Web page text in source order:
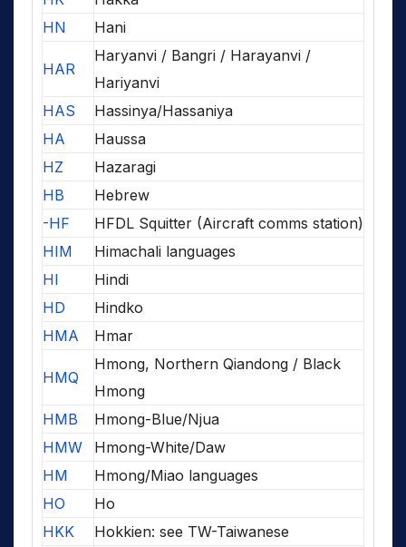
HN
Hani
HAR
Haryanvi / Bangri / Harayanvi /
Hariyanvi
HAS
Hassinya/Hassaniya
HA
Haussa
HZ
Hazaragi
HB
Hebrew
-HF
HFDL Squitter (Aircraft comms station)
HIM
Himachali languages
HI
Hindi
HD
Hindko
HMA
Hmar
HMQ
Hmong, Northern Qiandong / Black
Hmong
HMB
Hmong-Blue/Njua
HMW
Hmong-White/Daw
HM
Hmong/Miao languages
HO
Ho
HKK
Hokkien: see TW-Taiwanese